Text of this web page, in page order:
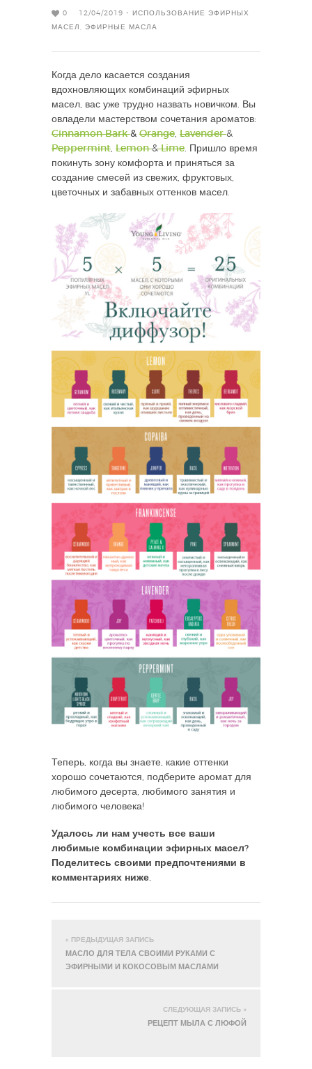
0 12/04/2019 - ИСПОЛЬЗОВАНИЕ ЭФИРНЫХ
МАСЕЛ
ЭФИРНЫЕ МАСЛА
Когда дело касается создания
вдохновляющих комбинаций эфирных
масел, вас уже трудно назвать новичком. Вы
овладели мастерством сочетания ароматов:
Cinnamon Bark& Orange, Lavender&
Peppermint, Lemon&Lime. Пришло время
покинуть зону комфорта и приняться за
создание смесей из свежих, фруктовых,
цветочных и забавных оттенков масел.
Теперь, когда вы знаете, какие оттенки
хорошо сочетаются, подберите аромат для
любимого десерта, любимого занятия и
любимого человека!
Удалось ли нам учесть все ваши
любимые комбинации эфирных масел?
Поделитесь своими предпочтениями в
комментариях ниже.
« ПРЕДЫДУЩАЯ ЗАПИСЬ
МАСЛО ДЛЯ ТЕЛА СВОИМИ РУКАМИ С
ЭФИРНЫМИ И КОКОСОВЫМ МАСЛАМИ
СЛЕДУЮЩАЯ ЗАПИСЬ »
РЕЦЕПТ МЫЛА С ЛЮФОЙ